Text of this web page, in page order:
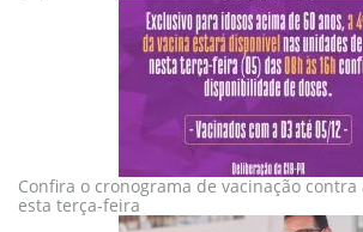
Confira o cronograma de vacinação contra
esta terça-feira